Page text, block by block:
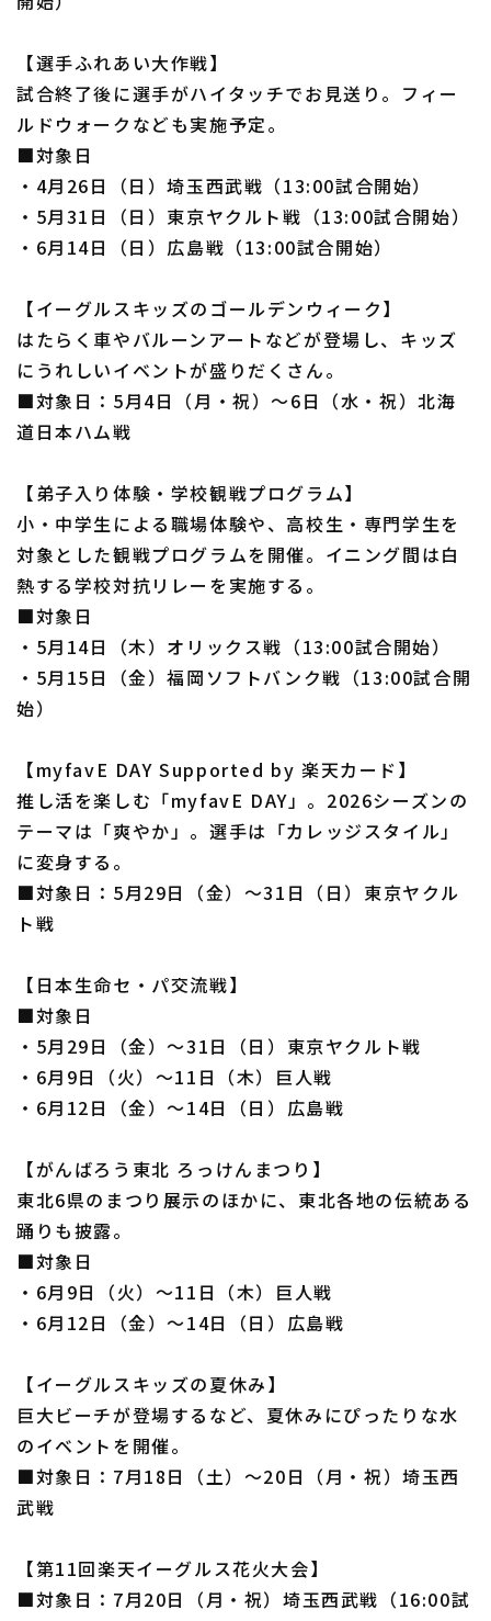
【選手ふれあい大作戦】
試合終了後に選手がハイタッチでお見送り。フィー
ルドウォークなども実施予定。
■対象日
・4月26日（日）埼玉西武戦（13:00試合開始）
・5月31日（日）東京ヤクルト戦（13:00試合開始）
・6月14日（日）広島戦（13:00試合開始）
【イーグルスキッズのゴールデンウィーク】
はたらく車やバルーンアートなどが登場し、キッズ
にうれしいイベントが盛りだくさん。
■対象日：5月4日（月・祝）～6日（水・祝）北海
道日本ハム戦
【弟子入り体験・学校観戦プログラム】
小・中学生による職場体験や、高校生・専門学生を
対象とした観戦プログラムを開催。イニング間は白
熱する学校対抗リレーを実施する。
■対象日
・5月14日（木）オリックス戦（13:00試合開始）
・5月15日（金）福岡ソフトバンク戦（13:00試合開
始）
【myfavE DAY Supported by 楽天カード】
推し活を楽しむ「myfavE DAY」。2026シーズンの
テーマは「爽やか」。選手は「カレッジスタイル」
に変身する。
■対象日：5月29日（金）～31日（日）東京ヤクル
ト戦
【日本生命セ・パ交流戦】
■対象日
・5月29日（金）～31日（日）東京ヤクルト戦
・6月9日（火）～11日（木）巨人戦
・6月12日（金）～14日（日）広島戦
【がんばろう東北 ろっけんまつり】
東北6県のまつり展示のほかに、東北各地の伝統ある
踊りも披露。
■対象日
・6月9日（火）～11日（木）巨人戦
・6月12日（金）～14日（日）広島戦
【イーグルスキッズの夏休み】
巨大ビーチが登場するなど、夏休みにぴったりな水
のイベントを開催。
■対象日：7月18日（土）～20日（月・祝）埼玉西
武戦
【第11回楽天イーグルス花火大会】
■対象日：7月20日（月・祝）埼玉西武戦（16:00試